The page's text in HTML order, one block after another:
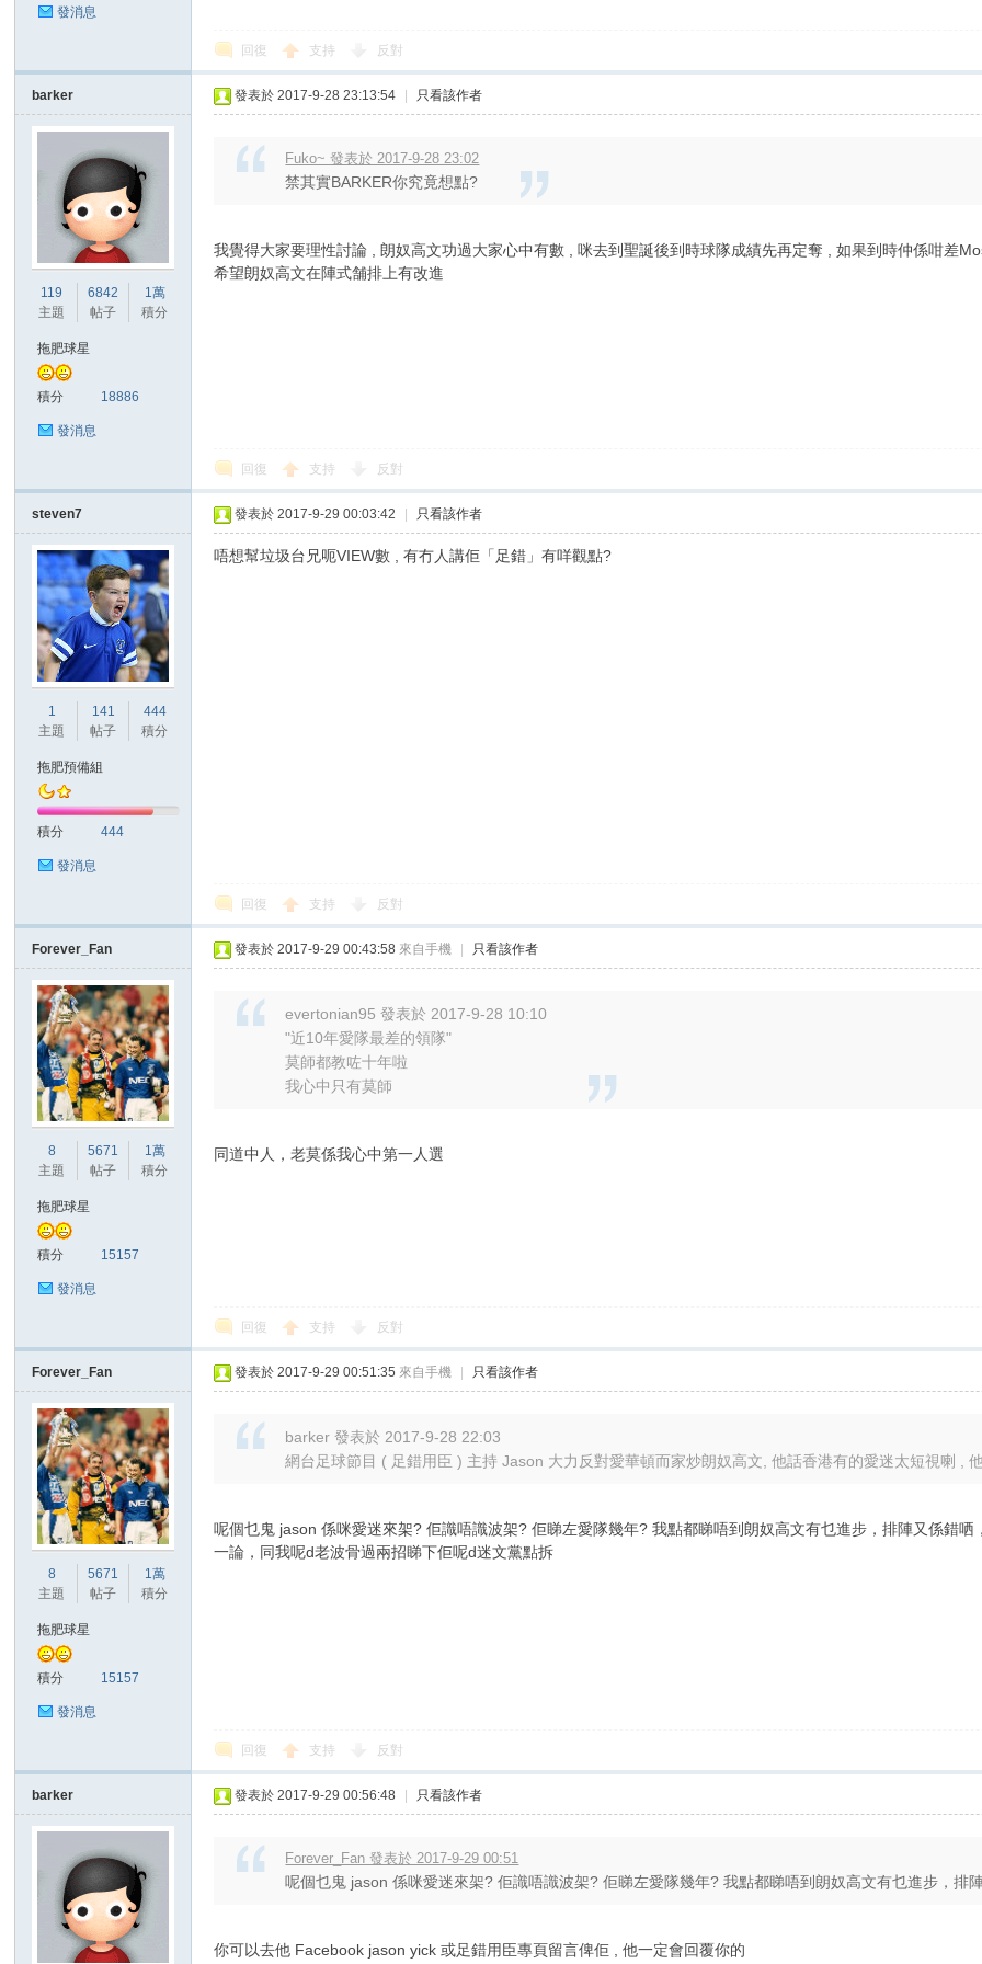
發消息
回復 支持 反對
barker
119
主題
6842
帖子
1萬
積分
拖肥球星
積分 18886
發消息
發表於 2017-9-28 23:13:54 只看該作者
Fuko~ 發表於 2017-9-28 23:02
禁其實BARKER你究竟想點?
我覺得大家要理性討論 , 朗奴高文功過大家心中有數 , 咪去到聖誕後到時球隊成績先再定奪 , 如果到時仲係咁差
希望朗奴高文在陣式舗排上有改進
回復 支持 反對
steven7
1
主題
141
帖子
444
積分
拖肥預備組
積分 444
發消息
發表於 2017-9-29 00:03:42 只看該作者
唔想幫垃圾台兄呃VIEW數 , 有冇人講佢「足錯」有咩觀點?
回復 支持 反對
Forever_Fan
8
主題
5671
帖子
1萬
積分
拖肥球星
積分 15157
發消息
發表於 2017-9-29 00:43:58 來自手機 只看該作者
evertonian95 發表於 2017-9-28 10:10
"近10年愛隊最差的領隊"
莫師都教咗十年啦
我心中只有莫師
同道中人，老莫係我心中第一人選
回復 支持 反對
Forever_Fan
8
主題
5671
帖子
1萬
積分
拖肥球星
積分 15157
發消息
發表於 2017-9-29 00:51:35 來自手機 只看該作者
barker 發表於 2017-9-28 22:03
網台足球節目 ( 足錯用臣 ) 主持 Jason 大力反對愛華頓而家炒朗奴高文, 他話香港有的愛迷太短視喇 , 他
呢個乜鬼 jason 係咪愛迷來架? 佢識唔識波架? 佢睇左愛隊幾年? 我點都睇唔到朗奴高文有乜進步，排陣又係錯
一論，同我呢d老波骨過兩招睇下佢呢d迷文黨點拆
回復 支持 反對
barker 發表於 2017-9-29 00:56:48 只看該作者
Forever_Fan 發表於 2017-9-29 00:51
呢個乜鬼 jason 係咪愛迷來架? 佢識唔識波架? 佢睇左愛隊幾年? 我點都睇唔到朗奴高文有乜進步，排陣
你可以去他 Facebook jason yick 或足錯用臣專頁留言俾佢 , 他一定會回覆你的